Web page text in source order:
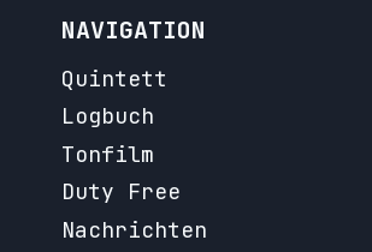
NAVIGATION
Quintett
Logbuch
Tonfilm
Duty Free
Nachrichten